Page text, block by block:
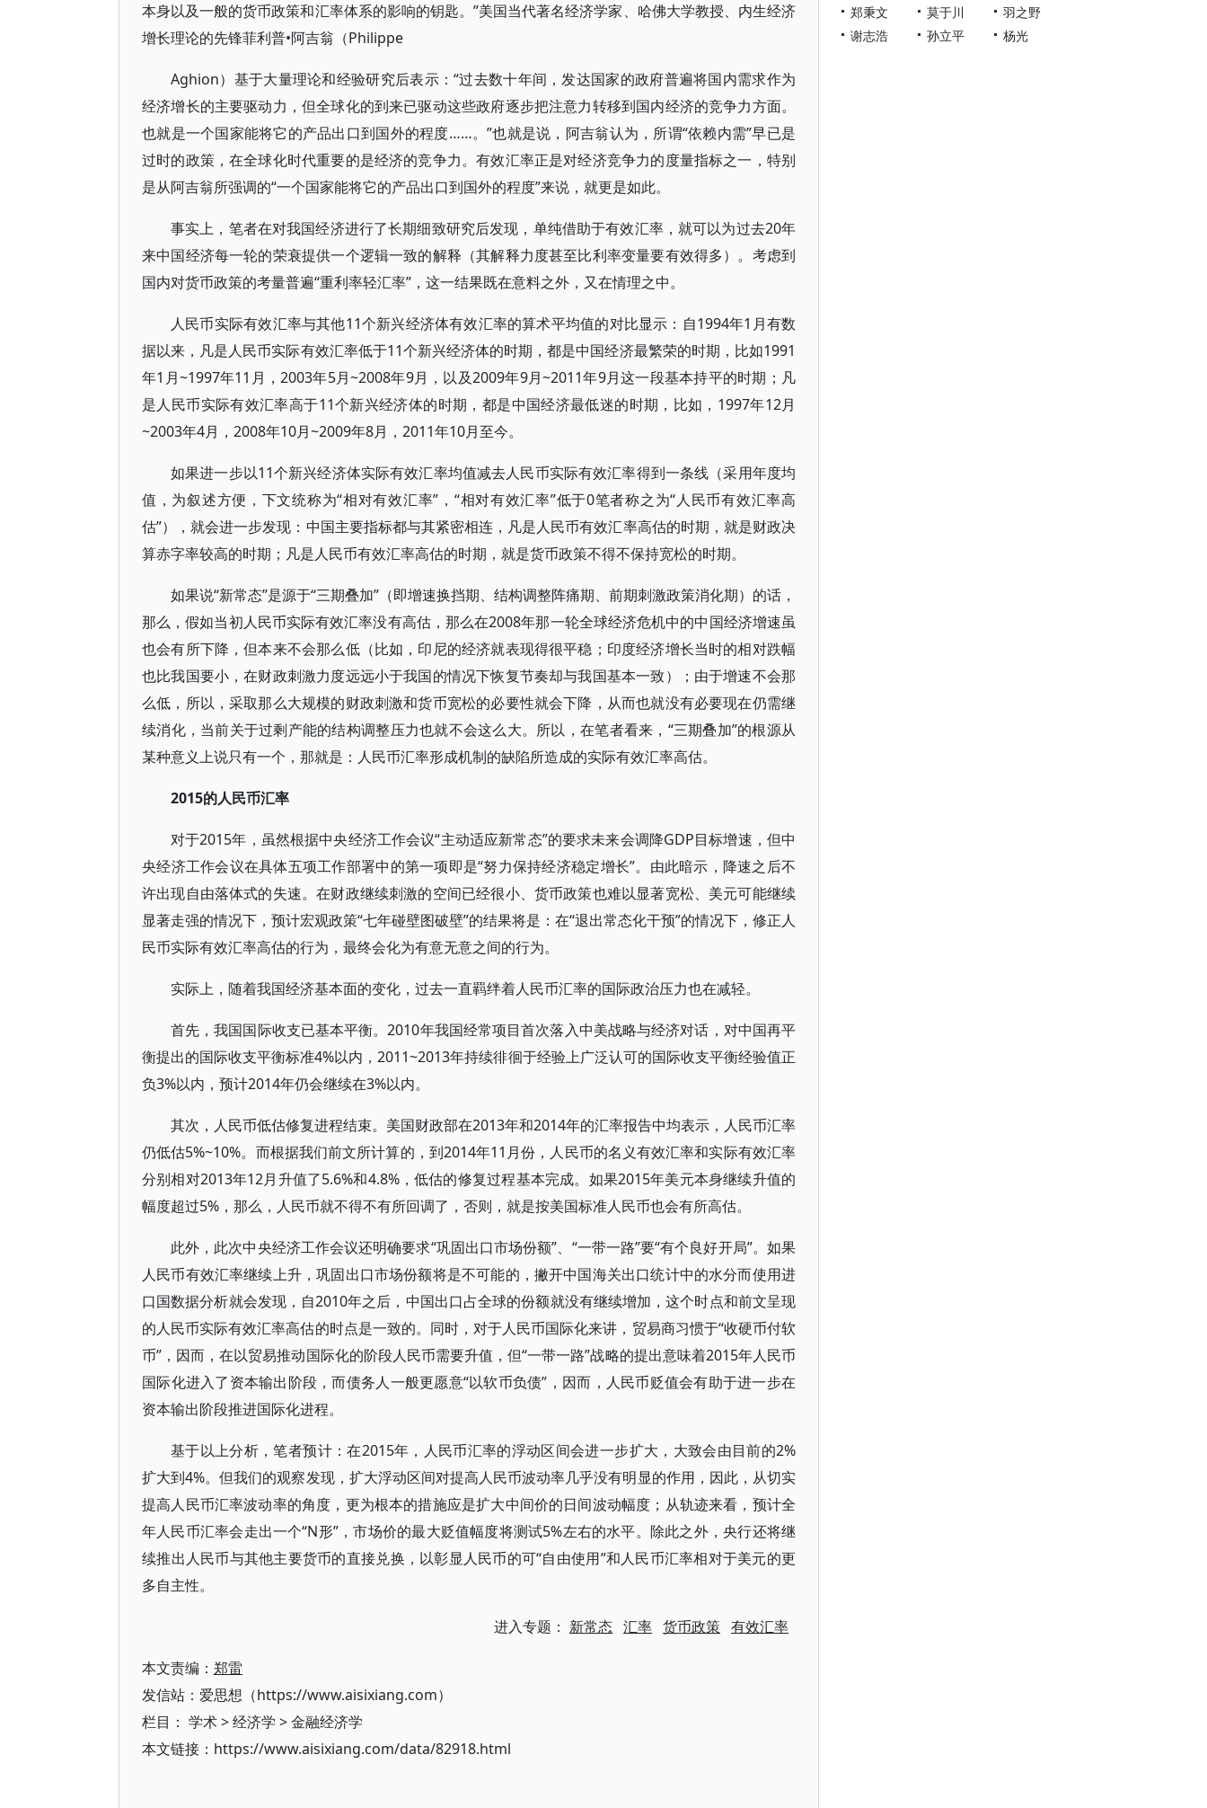
本身以及一般的货币政策和汇率体系的影响的钥匙。”美国当代著名经济学家、哈佛大学教授、内生经济
增长理论的先锋菲利普•阿吉翁（Philippe
Aghion）基于大量理论和经验研究后表示：“过去数十年间，发达国家的政府普遍将国内需求作为
经济增长的主要驱动力，但全球化的到来已驱动这些政府逐步把注意力转移到国内经济的竞争力方面。
也就是一个国家能将它的产品出口到国外的程度……。”也就是说，阿吉翁认为，所谓“依赖内需”早已是
过时的政策，在全球化时代重要的是经济的竞争力。有效汇率正是对经济竞争力的度量指标之一，特别
是从阿吉翁所强调的“一个国家能将它的产品出口到国外的程度”来说，就更是如此。
事实上，笔者在对我国经济进行了长期细致研究后发现，单纯借助于有效汇率，就可以为过去20年
来中国经济每一轮的荣衰提供一个逻辑一致的解释（其解释力度甚至比利率变量要有效得多）。考虑到
国内对货币政策的考量普遍“重利率轻汇率”，这一结果既在意料之外，又在情理之中。
人民币实际有效汇率与其他11个新兴经济体有效汇率的算术平均值的对比显示：自1994年1月有数
据以来，凡是人民币实际有效汇率低于11个新兴经济体的时期，都是中国经济最繁荣的时期，比如1991
年1月~1997年11月，2003年5月~2008年9月，以及2009年9月~2011年9月这一段基本持平的时期；凡
是人民币实际有效汇率高于11个新兴经济体的时期，都是中国经济最低迷的时期，比如，1997年12月
~2003年4月，2008年10月~2009年8月，2011年10月至今。
如果进一步以11个新兴经济体实际有效汇率均值减去人民币实际有效汇率得到一条线（采用年度均
值，为叙述方便，下文统称为“相对有效汇率”，“相对有效汇率”低于0笔者称之为“人民币有效汇率高
估”），就会进一步发现：中国主要指标都与其紧密相连，凡是人民币有效汇率高估的时期，就是财政决
算赤字率较高的时期；凡是人民币有效汇率高估的时期，就是货币政策不得不保持宽松的时期。
如果说“新常态”是源于“三期叠加”（即增速换挡期、结构调整阵痛期、前期刺激政策消化期）的话，
那么，假如当初人民币实际有效汇率没有高估，那么在2008年那一轮全球经济危机中的中国经济增速虽
也会有所下降，但本来不会那么低（比如，印尼的经济就表现得很平稳；印度经济增长当时的相对跌幅
也比我国要小，在财政刺激力度远远小于我国的情况下恢复节奏却与我国基本一致）；由于增速不会那
么低，所以，采取那么大规模的财政刺激和货币宽松的必要性就会下降，从而也就没有必要现在仍需继
续消化，当前关于过剩产能的结构调整压力也就不会这么大。所以，在笔者看来，“三期叠加”的根源从
某种意义上说只有一个，那就是：人民币汇率形成机制的缺陷所造成的实际有效汇率高估。
2015的人民币汇率
对于2015年，虽然根据中央经济工作会议“主动适应新常态”的要求未来会调降GDP目标增速，但中
央经济工作会议在具体五项工作部署中的第一项即是“努力保持经济稳定增长”。由此暗示，降速之后不
许出现自由落体式的失速。在财政继续刺激的空间已经很小、货币政策也难以显著宽松、美元可能继续
显著走强的情况下，预计宏观政策“七年碰壁图破壁”的结果将是：在“退出常态化干预”的情况下，修正人
民币实际有效汇率高估的行为，最终会化为有意无意之间的行为。
实际上，随着我国经济基本面的变化，过去一直羁绊着人民币汇率的国际政治压力也在减轻。
首先，我国国际收支已基本平衡。2010年我国经常项目首次落入中美战略与经济对话，对中国再平
衡提出的国际收支平衡标准4%以内，2011~2013年持续徘徊于经验上广泛认可的国际收支平衡经验值正
负3%以内，预计2014年仍会继续在3%以内。
其次，人民币低估修复进程结束。美国财政部在2013年和2014年的汇率报告中均表示，人民币汇率
仍低估5%~10%。而根据我们前文所计算的，到2014年11月份，人民币的名义有效汇率和实际有效汇率
分别相对2013年12月升值了5.6%和4.8%，低估的修复过程基本完成。如果2015年美元本身继续升值的
幅度超过5%，那么，人民币就不得不有所回调了，否则，就是按美国标准人民币也会有所高估。
此外，此次中央经济工作会议还明确要求“巩固出口市场份额”、“一带一路”要“有个良好开局”。如果
人民币有效汇率继续上升，巩固出口市场份额将是不可能的，撇开中国海关出口统计中的水分而使用进
口国数据分析就会发现，自2010年之后，中国出口占全球的份额就没有继续增加，这个时点和前文呈现
的人民币实际有效汇率高估的时点是一致的。同时，对于人民币国际化来讲，贸易商习惯于“收硬币付软
币”，因而，在以贸易推动国际化的阶段人民币需要升值，但“一带一路”战略的提出意味着2015年人民币
国际化进入了资本输出阶段，而债务人一般更愿意“以软币负债”，因而，人民币贬值会有助于进一步在
资本输出阶段推进国际化进程。
基于以上分析，笔者预计：在2015年，人民币汇率的浮动区间会进一步扩大，大致会由目前的2%
扩大到4%。但我们的观察发现，扩大浮动区间对提高人民币波动率几乎没有明显的作用，因此，从切实
提高人民币汇率波动率的角度，更为根本的措施应是扩大中间价的日间波动幅度；从轨迹来看，预计全
年人民币汇率会走出一个“N形”，市场价的最大贬值幅度将测试5%左右的水平。除此之外，央行还将继
续推出人民币与其他主要货币的直接兑换，以彰显人民币的可“自由使用”和人民币汇率相对于美元的更
多自主性。
进入专题： 新常态 汇率 货币政策 有效汇率
本文责编： 郑雷
发信站：爱思想（https://www.aisixiang.com）
栏目： 学术>经济学 >金融经济学
本文链接：https://www.aisixiang.com/data/82918.html
郑秉文
莫于川
羽之野
谢志浩
孙立平 杨光